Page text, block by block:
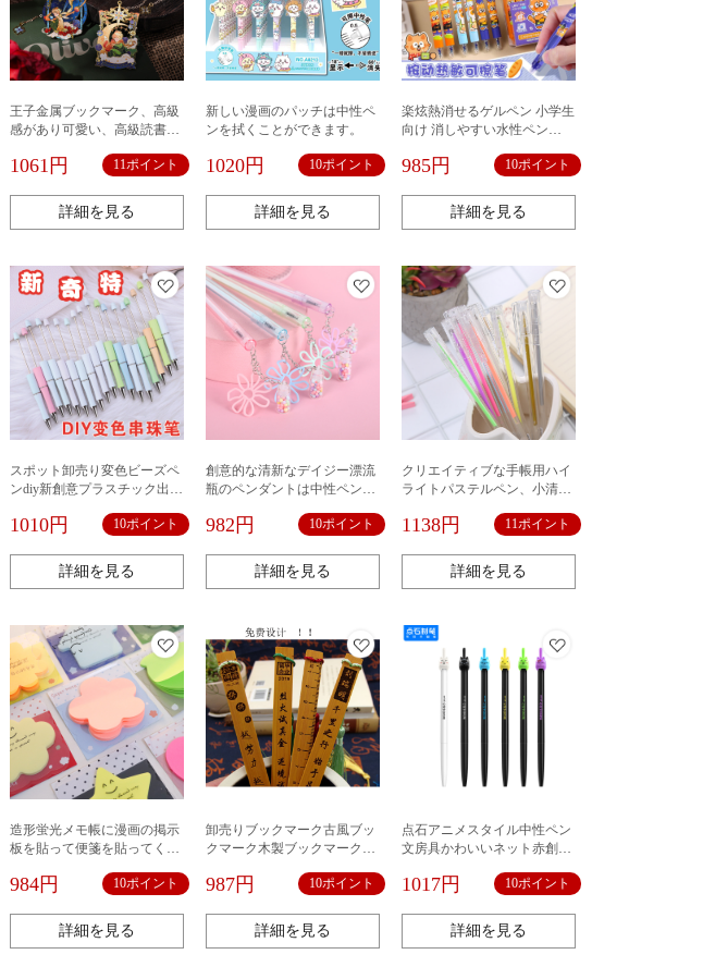
王子金属ブックマーク、高級
感があり可愛い、高級読書用
術学生へのギフト、誕生日プ
1061円 11ポイント
詳細を見る
新しい漫画のパッチは中性ペ
ンを拭くことができます。
1020円 10ポイント
詳細を見る
楽炫熱消せるゲルペン 小学生
向け 消しやすい水性ペン
式プッシュボタン消せる筆記
985円 10ポイント
詳細を見る
スポット卸売り変色ビーズペ
ンdiy新創意プラスチック出会
ビーズペン
1010円 10ポイント
詳細を見る
創意的な清新なデイジー漂流
瓶のペンダントは中性ペンの
ダントのサインペンの卸売り
982円 10ポイント
詳細を見る
クリエイティブな手帳用ハイ
ライトパステルペン、小清新
フォトアルバム用ハイライト
1138円 11ポイント
詳細を見る
造形蛍光メモ帳に漫画の掲示
板を貼って便箋を貼ってくだ
984円 10ポイント
詳細を見る
卸売りブックマーク古風ブッ
クマーク木製ブックマーク学
卒業記念
987円 10ポイント
詳細を見る
点石アニメスタイル中性ペン
文房具かわいいネット赤創意
045
1017円 10ポイント
詳細を見る